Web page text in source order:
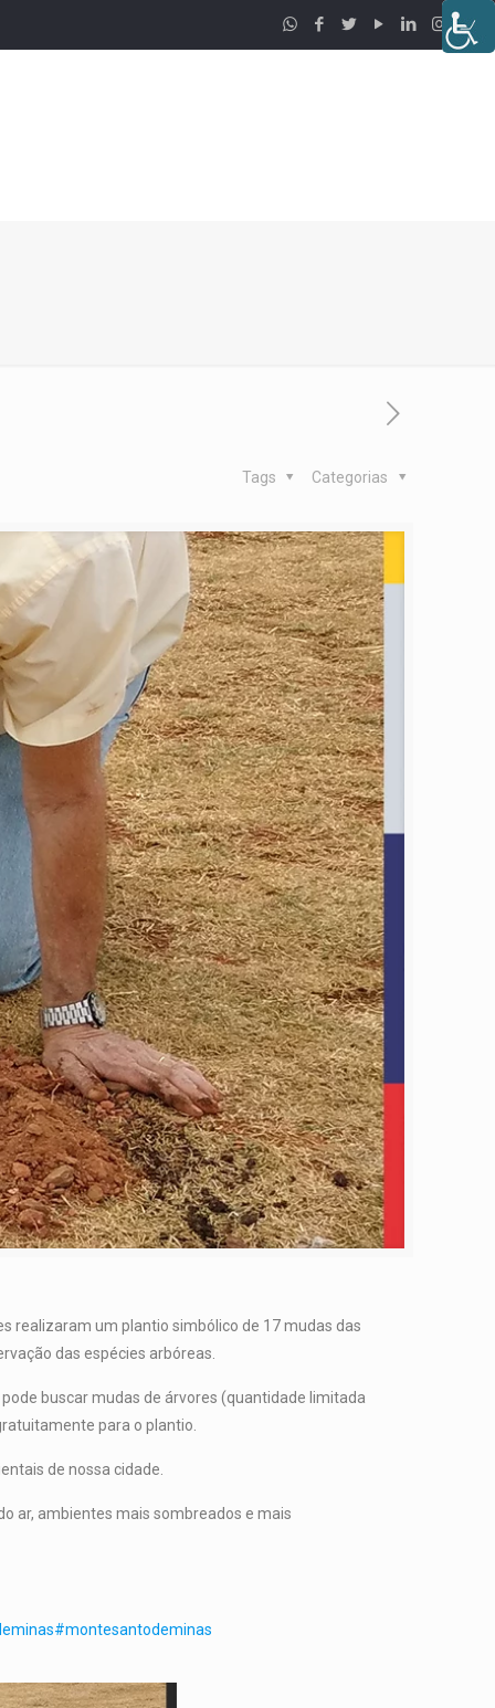
Categorias
Tags
realizaram um plantio simbólico de 17 mudas das
das espécies arbóreas.
buscar mudas de árvores (quantidade limitada
para o plantio.
de nossa cidade.
ar, ambientes mais sombreados e mais
#montesantodeminas